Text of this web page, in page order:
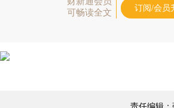
可畅读全文
订阅/会员
责任编辑